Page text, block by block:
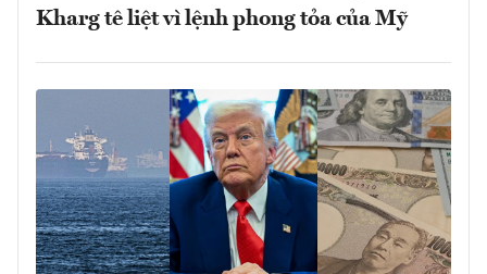
Kharg tê liệt vì lệnh phong tỏa của Mỹ